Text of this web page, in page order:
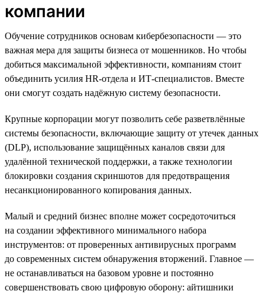
компании
Обучение сотрудников основам кибербезопасности — это
важная мера для защиты бизнеса от мошенников. Но чтобы
добиться максимальной эффективности, компаниям стоит
объединить усилия HR-отдела и ИТ-специалистов. Вместе
они смогут создать надёжную систему безопасности.
Крупные корпорации могут позволить себе разветвлённые
системы безопасности, включающие защиту от утечек данных
(DLP), использование защищённых каналов связи для
удалённой технической поддержки, а также технологии
блокировки создания скриншотов для предотвращения
несанкционированного копирования данных.
Малый и средний бизнес вполне может сосредоточиться
на создании эффективного минимального набора
инструментов: от проверенных антивирусных программ
до современных систем обнаружения вторжений. Главное —
не останавливаться на базовом уровне и постоянно
совершенствовать свою цифровую оборону: айтишники